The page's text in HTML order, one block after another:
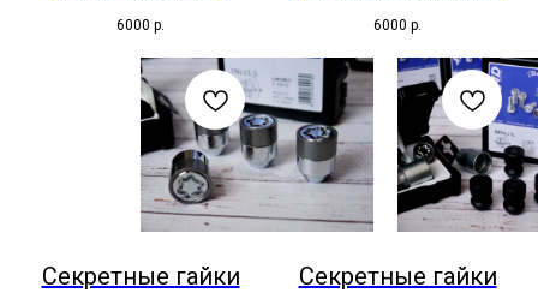
6000 р. 6000 р.
Секретные гайки
Секретные гайки